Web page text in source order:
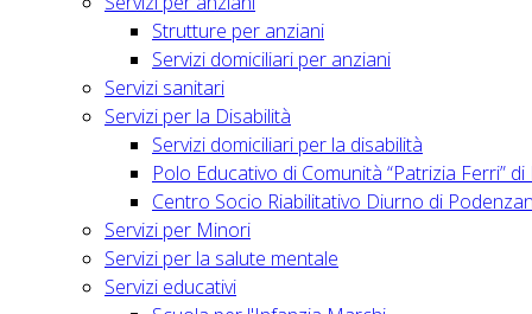
Strutture per anziani
Servizi domiciliari per anziani
Servizi sanitari
Servizi per la Disabilità
Servizi domiciliari per la disabilità
Polo Educativo di Comunità “Patrizia Ferri” di
Centro Socio Riabilitativo Diurno di
Servizi per Minori
Servizi per la salute mentale
Servizi educativi